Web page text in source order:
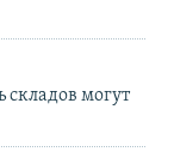
могут